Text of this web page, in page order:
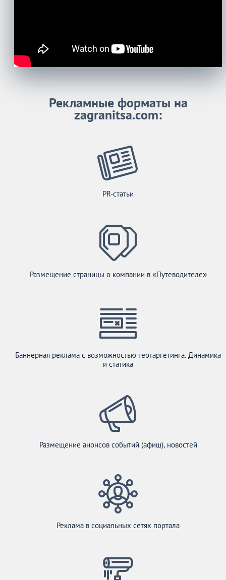
Рекламные форматы на
zagranitsa.com:
PR-статьи
Размещение страницы о компании в «Путеводителе»
Баннерная реклама с возможностью геотаргетинга. Динамика
и статика
Размещение анонсов событий (афиш), новостей
Реклама в социальных сетях портала